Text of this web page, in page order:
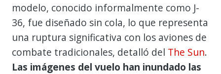
modelo, conocido informalmente como J-
36, fue diseñado sin cola, lo que representa
una ruptura significativa con los aviones de
combate tradicionales, detalló del The Sun.
Las imágenes del vuelo han inundado las